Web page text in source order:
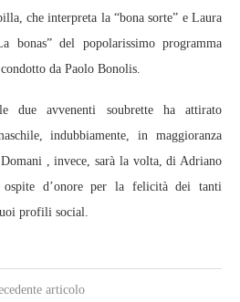
che interpreta la “bona sorte” e Laura
bonas” del popolarissimo programma
da Paolo Bonolis.
due avvenenti soubrette ha attirato
indubbiamente, in maggioranza
, invece, sarà la volta, di Adriano
ospite d’onore per la felicità dei tanti
profili social.
articolo